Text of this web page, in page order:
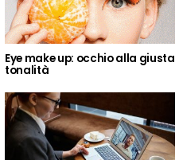
Eye make up: occhio alla giusta
tonalità